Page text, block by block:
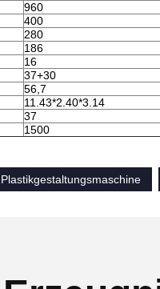
960
400
280
186
16
37+30
56,7
11.43*2.40*3.14
37
1500
Plastikgestaltungsmaschine